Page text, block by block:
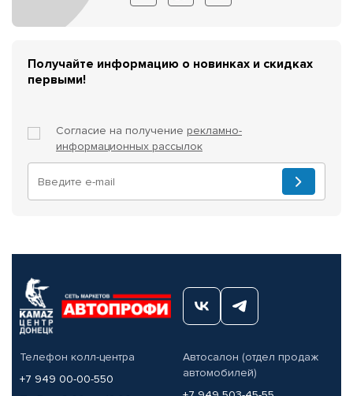
Получайте информацию о новинках и скидках
первыми!
Согласие на получение рекламно-
информационных рассылок
Телефон колл-центра
+7 949 00-00-550
Автосалон (отдел продаж
автомобилей)